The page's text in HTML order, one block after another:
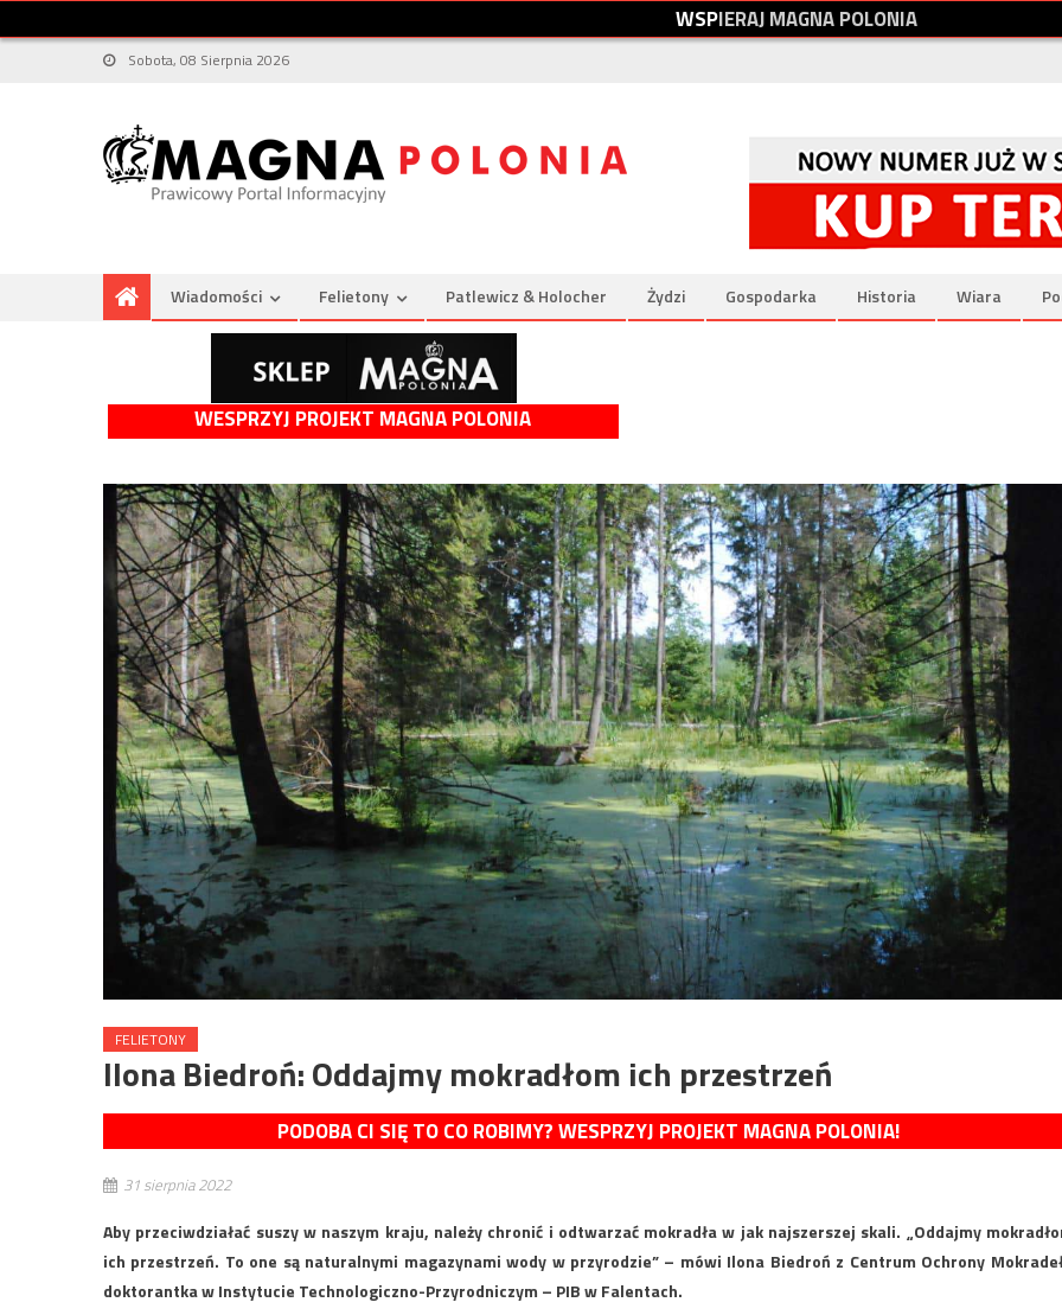
WSPIERAJMAGNAPOLONIA
Sobota, 08 Sierpnia 2026
Wiadomości Felietony Patlewicz & Holocher Żydzi Gospodarka Historia Wiara
WESPRZYJ PROJEKT MAGNA POLONIA
FELIETONY
Ilona Biedroń: Oddajmy mokradłom ich przestrzeń
PODOBA CI SIĘ TO CO ROBIMY? WESPRZYJ PROJEKT MAGNA POLONIA!
31 sierpnia 2022
Aby przeciwdziałać suszy w naszym kraju, należy chronić i odtwarzać mokradła w jak najszerszej skali. „Oddajmy
ich przestrzeń. To one są naturalnymi magazynami wody w przyrodzie” – mówi Ilona Biedroń z Centrum Ochrony
doktorantka w Instytucie Technologiczno-Przyrodniczym – PIB w Falentach.